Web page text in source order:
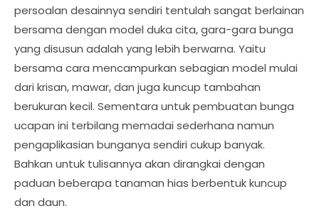
persoalan desainnya sendiri tentulah sangat berlainan
bersama dengan model duka cita, gara-gara bunga
yang disusun adalah yang lebih berwarna. Yaitu
bersama cara mencampurkan sebagian model mulai
dari krisan, mawar, dan juga kuncup tambahan
berukuran kecil. Sementara untuk pembuatan bunga
ucapan ini terbilang memadai sederhana namun
pengaplikasian bunganya sendiri cukup banyak.
Bahkan untuk tulisannya akan dirangkai dengan
paduan beberapa tanaman hias berbentuk kuncup
dan daun.